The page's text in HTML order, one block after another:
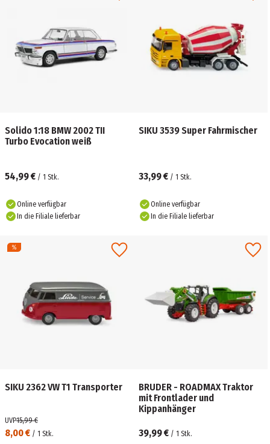
Solido 1:18 BMW 2002 TII
Turbo Evocation weiß
54,99 € / 1 Stk.
Online verfügbar
In die Filiale lieferbar
SIKU 3539 Super Fahrmischer
33,99 € / 1 Stk.
Online verfügbar
In die Filiale lieferbar
SIKU 2362 VW T1 Transporter
8,00 € / 1 Stk.
UVP15,99 €
BRUDER - ROADMAX Traktor
mit Frontlader und
Kippanhänger
39,99 € / 1 Stk.